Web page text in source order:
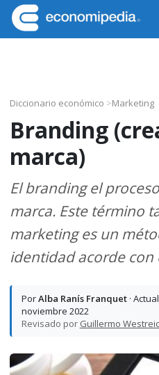
Saltar
a
la
Saltar
al
contenido
Saltar
a
la
Saltar
al
pie
Economipedia
Haciendo
Diccionario económico >Marketing
Branding
marca)
El branding el
marca. Este término
marketing es un
identidad acorde con
PorAlba Ranís Franquet·
noviembre 2022
Revisado por Guillermo